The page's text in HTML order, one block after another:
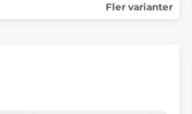
Fler varianter